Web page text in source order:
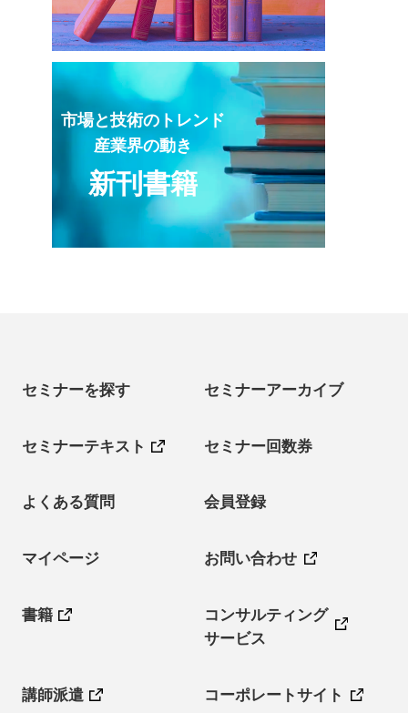
市場と技術のトレンド
産業界の動き
新刊書籍
セミナーを探す セミナーアーカイブ
セミナーテキスト セミナー回数券
よくある質問 会員登録
マイページ お問い合わせ
書籍
コンサルティング
サービス
講師派遣 コーポレートサイト